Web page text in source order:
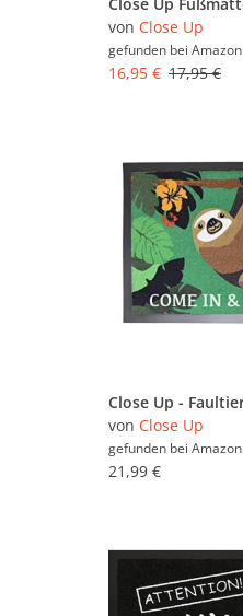
von Close Up
gefunden bei Amazon
16,95 € 17,95 €
von Close Up
gefunden bei Amazon
21,99 €